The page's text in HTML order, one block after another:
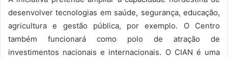
desenvolver tecnologias em saúde, segurança, educação,
agricultura e gestão pública, por exemplo. O Centro
também funcionará como polo de atração de
investimentos nacionais e internacionais. O CIAN é uma